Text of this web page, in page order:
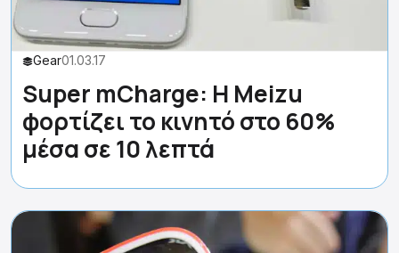
Gear01.03.17
Super mCharge: Η Meizu
φορτίζει το κινητό στο 60%
μέσα σε 10 λεπτά